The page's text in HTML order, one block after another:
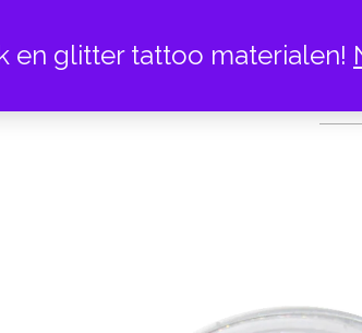
en glitter tattoo materialen!